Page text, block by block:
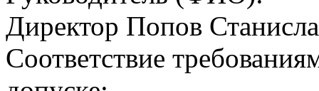
Директор Попов
Соответствие